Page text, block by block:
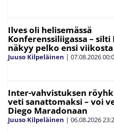
Ilves oli helisemässä
Konferenssiliigassa – silti
näkyy pelko ensi viikosta
Juuso Kilpeläinen | 07.08.2026
Inter-vahvistuksen
veti sanattomaksi – voi
Diego Maradonaan
Juuso Kilpeläinen | 06.08.2026